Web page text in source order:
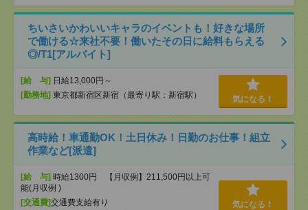
ちいさいかわいいキャラのイベントも！好きな場所
で働ける☆来社不要！働いたその日に給料もらえる
◎/T1[アルバイト]
[給 与] 日給13,000円～
[勤務地] 東京都新宿区新宿（最寄り駅：新宿駅） 気になる！
高時給！車通勤OK！土日休み！日勤のお仕事！組立
作業など[派遣]
[給 与] 時給1300円 【月収例】211,500円以上可
能(月収例 )
[交通費]交通費支給有り
気になる！